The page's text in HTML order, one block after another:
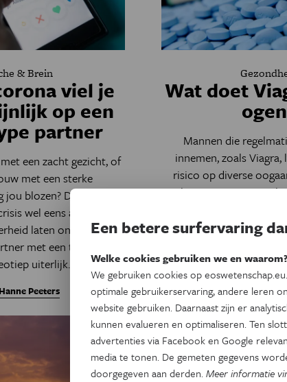
& Brein
viel je
op een
partner
een zacht gezicht, of
met een sterke
blozen? Dan kon dit
wel eens anders zijn.
laten ons namelijk
met een traditioneel
uiterlijk.
Hanne Peeters
Wat doet
Mannen die
innemen, zoals
risico op diverse
bewijst een
DoorHanne
Een betere surfervaring
Welke cookies gebruiken we en waarom?
We gebruiken cookies op
optimale gebruikerservaring, andere leren
website gebruiken. Daarnaast zijn er
kunnen evalueren en optimaliseren. Ten
advertenties via Facebook en Google
media te tonen. De gemeten gegevens
doorgegeven aan derden.Meer informatie